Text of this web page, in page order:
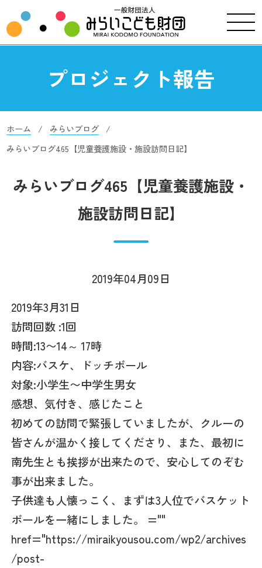
プロジェクト報告
ホーム
みらいブログ
みらいブログ465【児童養護施設・施設訪問日記】
みらいブログ465【児童養護施設・
施設訪問日記】
2019年04月09日
2019年3月31日
訪問回数 :1回
時間:13〜14～ 17時
内容:バスケ、ドッチボール
対象:小学生〜中学生男女
感想、気付き、感じたこと
初めての訪問で緊張していましたが、クルーの
皆さんが温かく接してくださり、また、最初に
南先生とも挨拶が出来たので、安心してのぞむ
事が出来ました。
子供達も人懐っこく、まずは3人位でバスケット
ボールを一緒にしました。
=""
href="https://miraikyousou.com/wp2/archives
/post-